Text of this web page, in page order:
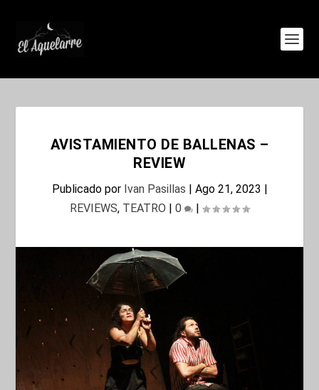
AVISTAMIENTO DE BALLENAS –
REVIEW
Publicado por Ivan Pasillas | Ago 21, 2023 |
REVIEWS, TEATRO | 0 |